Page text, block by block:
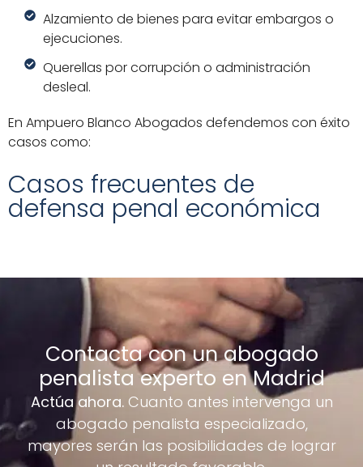
Casos frecuentes de
defensa penal económica
En Ampuero Blanco Abogados defendemos con éxito
casos como:
Alzamiento de bienes para evitar embargos o
ejecuciones.
Querellas por corrupción o administración
desleal.
Contacta con un abogado
penalista experto en Madrid
Actúa ahora.Cuanto antes intervenga un
abogado penalista especializado,
mayores serán las posibilidades de lograr